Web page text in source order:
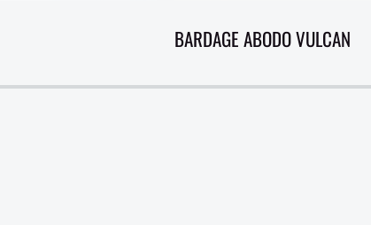
BARDAGE ABODO VULCAN